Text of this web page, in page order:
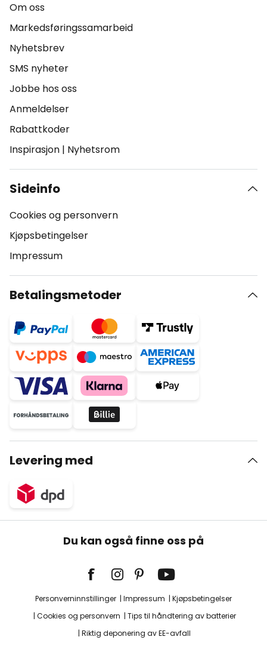
Om oss
Markedsføringssamarbeid
Nyhetsbrev
SMS nyheter
Jobbe hos oss
Anmeldelser
Rabattkoder
Inspirasjon | Nyhetsrom
Sideinfo
Cookies og personvern
Kjøpsbetingelser
Impressum
Betalingsmetoder
Levering med
Du kan også finne oss på
Personverninnstillinger Impressum
Kjøpsbetingelser
Cookies og personvern
Tips til håndtering av batterier
Riktig deponering av EE-avfall